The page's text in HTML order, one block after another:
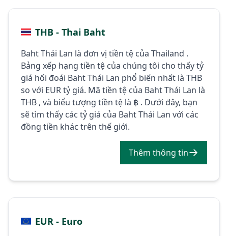
THB - Thai Baht
Baht Thái Lan là đơn vị tiền tệ của Thailand .
Bảng xếp hạng tiền tệ của chúng tôi cho thấy tỷ
giá hối đoái Baht Thái Lan phổ biến nhất là THB
so với EUR tỷ giá. Mã tiền tệ của Baht Thái Lan là
THB , và biểu tượng tiền tệ là ฿ . Dưới đây, bạn
sẽ tìm thấy các tỷ giá của Baht Thái Lan với các
đồng tiền khác trên thế giới.
Thêm thông tin
EUR - Euro